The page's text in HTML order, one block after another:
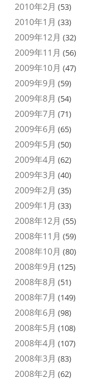
2010年2月 (53)
2010年1月 (33)
2009年12月 (32)
2009年11月 (56)
2009年10月 (47)
2009年9月 (59)
2009年8月 (54)
2009年7月 (71)
2009年6月 (65)
2009年5月 (50)
2009年4月 (62)
2009年3月 (40)
2009年2月 (35)
2009年1月 (33)
2008年12月 (55)
2008年11月 (59)
2008年10月 (80)
2008年9月 (125)
2008年8月 (51)
2008年7月 (149)
2008年6月 (98)
2008年5月 (108)
2008年4月 (107)
2008年3月 (83)
2008年2月 (62)